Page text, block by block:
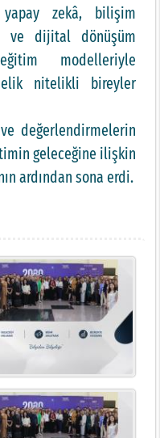
zekâ, bilişim
ve dijital dönüşüm
modelleriyle
nitelikli bireyler
değerlendirmelerin
geleceğine ilişkin
ardından sona erdi.